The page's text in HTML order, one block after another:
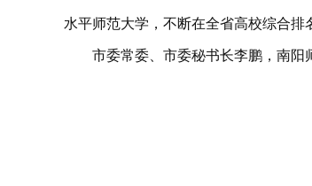
水平师范大学，不断在全省高校综合排
市委常委、市委秘书长李鹏，南阳